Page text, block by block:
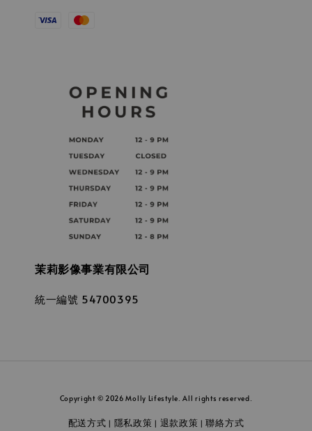
茉莉影像事業有限公司
統一編號 54700395
Copyright © 2026 Molly Lifestyle. All rights reserved.
配送方式 | 隱私政策 | 退款政策 |聯絡方式